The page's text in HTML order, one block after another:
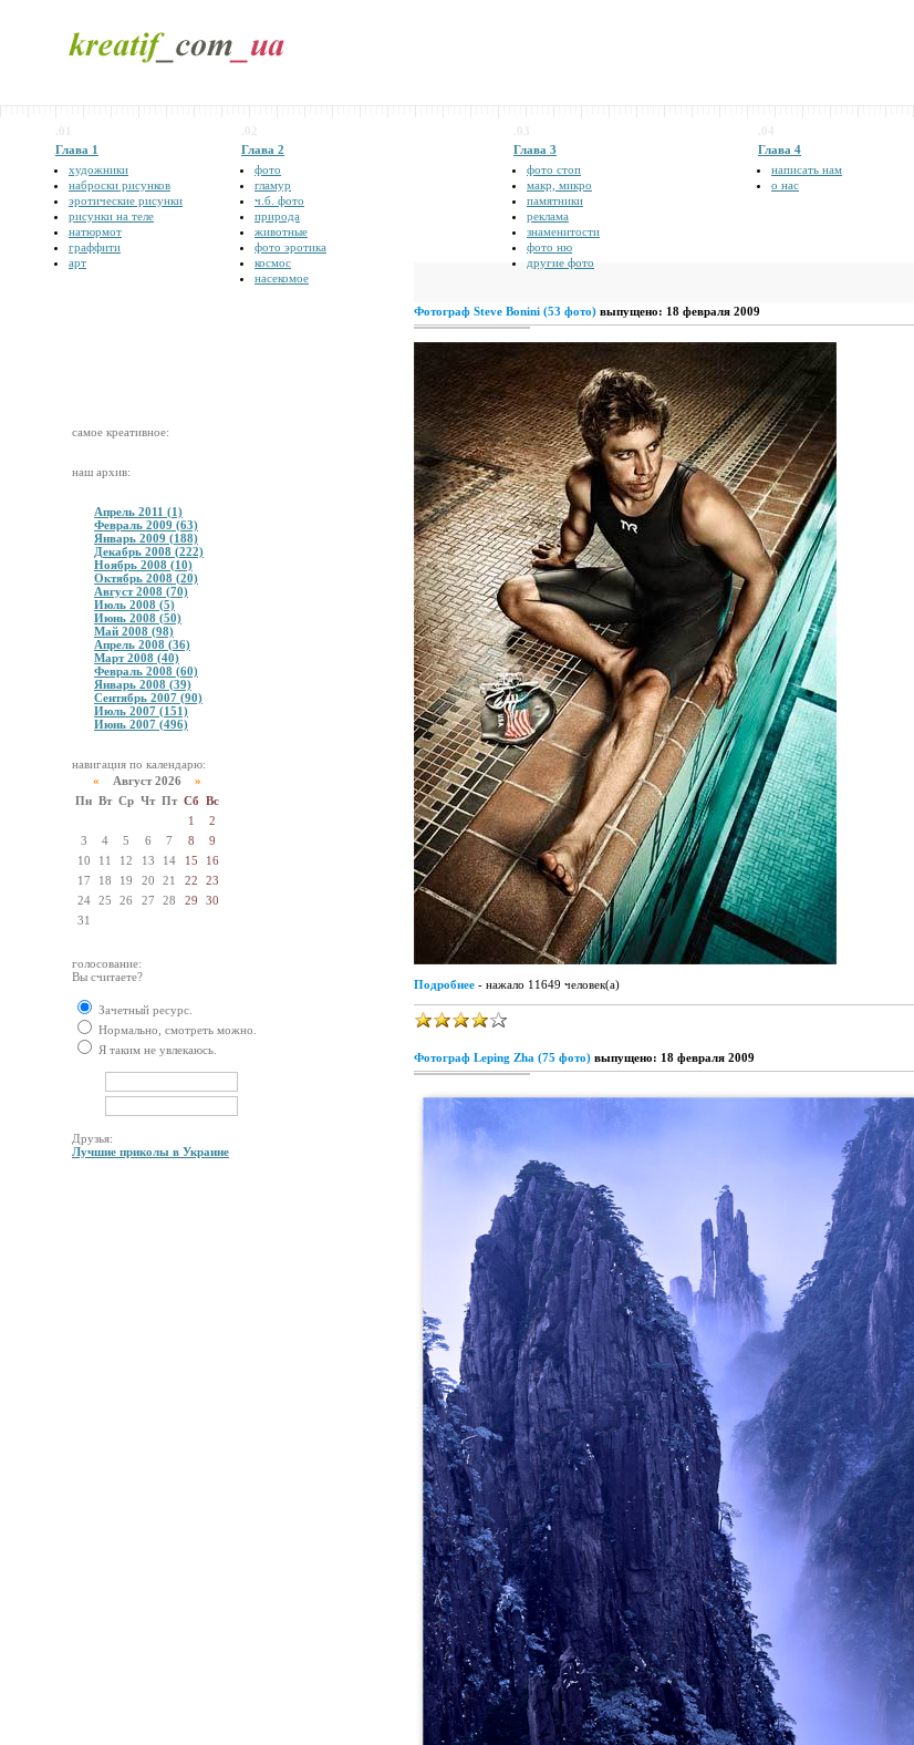
Глава 1
художники
наброски рисунков
эротические рисунки
рисунки на теле
натюрмот
граффити
арт
Глава 2
фото
гламур
ч.б. фото
природа
животные
фото эротика
космос
насекомое
Глава 3
фото стоп
макр, микро
памятники
реклама
знаменитости
фото ню
другие фото
Глава 4
написать нам
о нас
самое креативное:
наш архив:
Апрель 2011 (1)
Февраль 2009 (63)
Январь 2009 (188)
Декабрь 2008 (222)
Ноябрь 2008 (10)
Октябрь 2008 (20)
Август 2008 (70)
Июль 2008 (5)
Июнь 2008 (50)
Май 2008 (98)
Апрель 2008 (36)
Март 2008 (40)
Февраль 2008 (60)
Январь 2008 (39)
Сентябрь 2007 (90)
Июль 2007 (151)
Июнь 2007 (496)
навигация по календарю:
« Август 2026 »
Пн Вт Ср Чт Пт Сб Вс
1
2
3
4 5 6 7 8
9
10
11 12 13 14 15
16
17
18 19 20 21 22
23
24
25 26 27 28 29
30
31
голосование:
Вы считаете?
Зачетный ресурс.
Нормально, смотреть можно.
Я таким не увлекаюсь.
Друзья:
Лучшие приколы в Украине
Фотограф Steve Bonini (53 фото) выпущено: 18 февраля 2009
Подробнее - нажало 11649 человек(а)
Фотограф Leping Zha (75 фото) выпущено: 18 февраля 2009